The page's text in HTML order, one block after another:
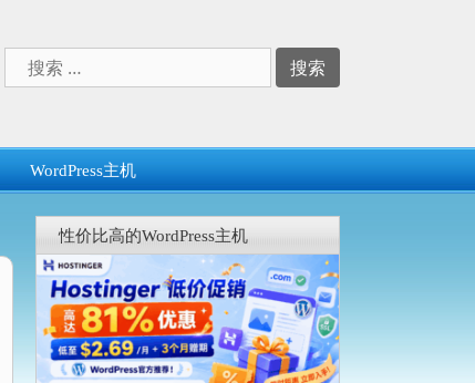
索：
WordPress主机
性价比高的WordPress主机